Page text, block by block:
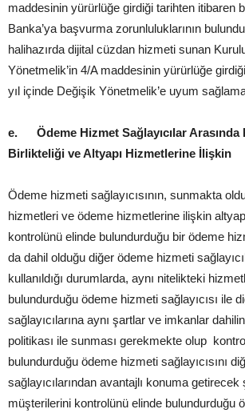
maddesinin yürürlüğe girdiği tarihten itibaren
Banka’ya başvurma zorunluluklarının
halihazırda dijital cüzdan hizmeti sunan
Yönetmelik’in 4/A maddesinin yürürlüğe
yıl içinde Değişik Yönetmelik’e uyum
e. Ödeme Hizmet Sağlayıcılar
Birlikteliği ve Altyapı Hizmetlerine İlişkin
Ödeme hizmeti sağlayıcısının, sunmakta
hizmetleri ve ödeme hizmetlerine ilişkin
kontrolünü elinde bulundurduğu bir ödeme
da dahil olduğu diğer ödeme hizmeti
kullanıldığı durumlarda, aynı nitelikteki
bulundurduğu ödeme hizmeti sağlayıcısı ile
sağlayıcılarına aynı şartlar ve imkanlar
politikası ile sunması gerekmekte olup
bulundurduğu ödeme hizmeti sağlayıcısını
sağlayıcılarından avantajlı konuma
müşterilerini kontrolünü elinde bulundurduğu